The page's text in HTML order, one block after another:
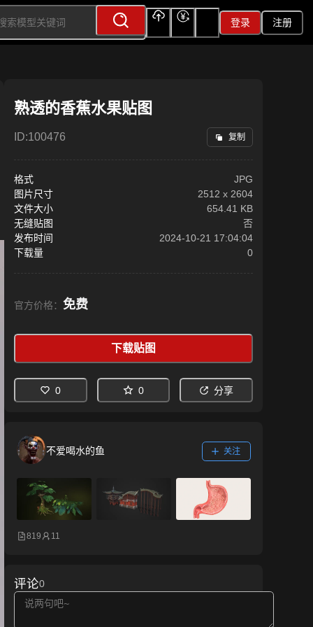
登录 注册
熟透的香蕉水果贴图
ID:100476 复制
格式
JPG
图片尺寸
2512 x 2604
文件大小
654.41 KB
无缝贴图
否
发布时间
2024-10-21 17:04:04
下载量
0
官方价格： 免费
下载贴图
0 0 分享
不爱喝水的鱼 关注
819 11
评论0